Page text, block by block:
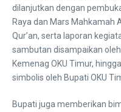
dilanjutkan dengan
Raya dan Mars Mahkamah
Qur’an, serta laporan
sambutan disampaikan
Kemenag OKU Timur,
simbolis oleh Bupati OKU
Bupati juga memberikan